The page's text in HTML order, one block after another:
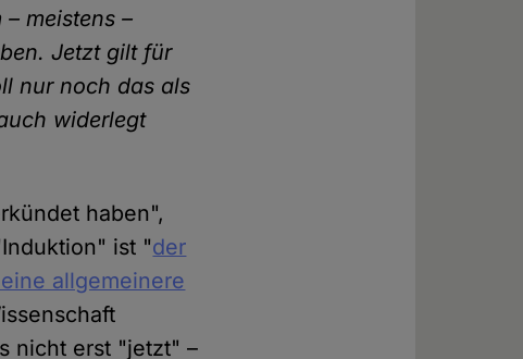
meistens –
Jetzt gilt für
nur noch das als
widerlegt
haben",
ist "der
allgemeinere
nicht erst "jetzt" –